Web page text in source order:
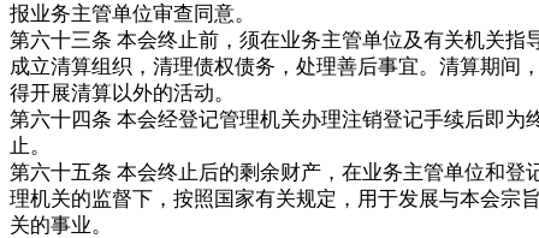
报业务主管单位审查同意。
第六十三条 本会终止前，须在业务主管单位及有关机关指
成立清算组织，清理债权债务，处理善后事宜。清算期间
得开展清算以外的活动。
第六十四条 本会经登记管理机关办理注销登记手续后即为
止。
第六十五条 本会终止后的剩余财产，在业务主管单位和登
理机关的监督下，按照国家有关规定，用于发展与本会宗
关的事业。